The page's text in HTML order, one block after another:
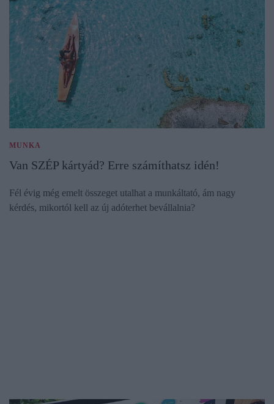
MUNKA
Van SZÉP kártyád? Erre számíthatsz idén!
Fél évig még emelt összeget utalhat a munkáltató, ám nagy
kérdés, mikortól kell az új adóterhet bevállalnia?